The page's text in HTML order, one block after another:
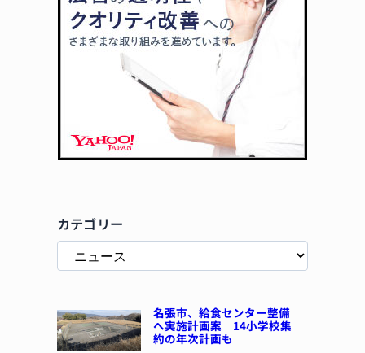
カテゴリー
名張市、給食センター整備
へ実施計画案 14小学校集
約の年次計画も